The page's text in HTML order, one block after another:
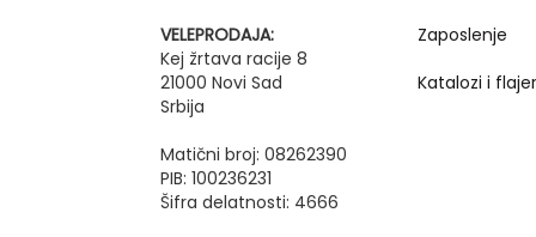
VELEPRODAJA:
Kej žrtava racije 8
21000 Novi Sad
Srbija
Matični broj: 08262390
PIB: 100236231
Šifra delatnosti: 4666
Zaposlenje
Katalozi i